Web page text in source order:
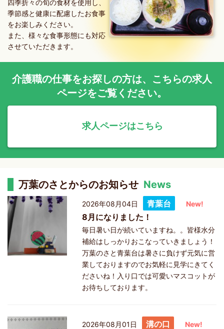
四季折々の旬の食材を使用し、
季節感と健康に配慮したお食事
をお楽しみください。
また、様々な食事形態にも対応
させていただきます。
介護職の仕事をお探しの方は、こちらの求人
ページをご覧ください。
求人ページはこちら
万葉のさとからのお知らせ News
2026年08月04日 青葉台 New!
8月になりました！
毎日暑い日が続いていますね。。皆様水分
補給はしっかりおこなっていきましょう！
万葉のさと青葉台は暑さに負けず元気に営
業しておりますのでお気軽に見学にきてく
ださいね！入り口では可愛いマスコットが
お待ちしております。
2026年08月01日 溝の口 New!